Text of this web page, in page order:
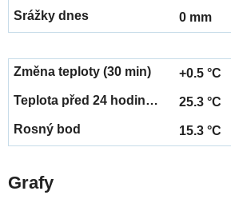
0 mm
+0.5 °C
25.3 °C
15.3 °C
Grafy